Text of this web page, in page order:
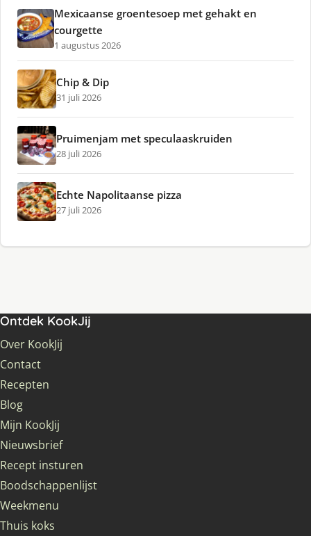
Mexicaanse groentesoep met gehakt en
courgette
1 augustus 2026
Chip & Dip
31 juli 2026
Pruimenjam met speculaaskruiden
28 juli 2026
Echte Napolitaanse pizza
27 juli 2026
Ontdek KookJij
Over KookJij
Contact
Recepten
Blog
Mijn KookJij
Nieuwsbrief
Recept insturen
Boodschappenlijst
Weekmenu
Thuis koks